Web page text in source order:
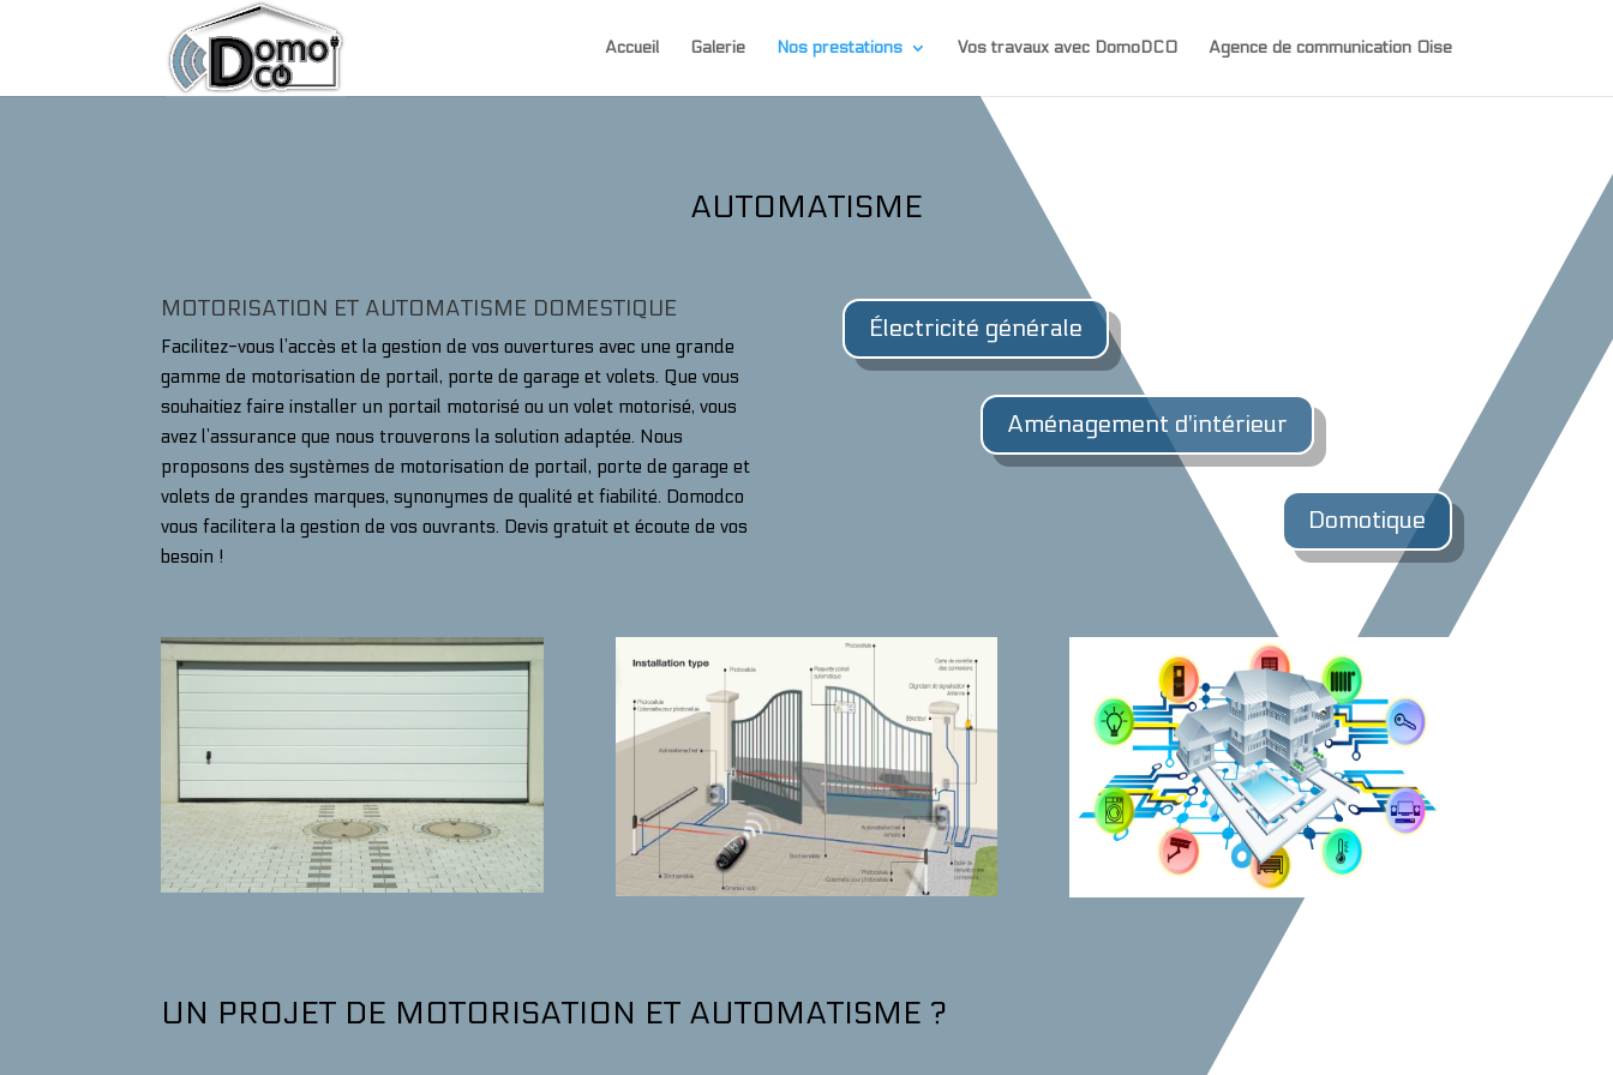
Accueil Galerie Nos prestations Vos travaux avec DomoDCO Agence de communication Oise
AUTOMATISME
MOTORISATION ET AUTOMATISME DOMESTIQUE
Facilitez-vous l’accès et la gestion de vos ouvertures avec une grande
gamme de motorisation de portail, porte de garage et volets. Que vous
souhaitiez faire installer un portail motorisé ou un volet motorisé, vous
avez l’assurance que nous trouverons la solution adaptée. Nous
proposons des systèmes de motorisation de portail, porte de garage et
volets de grandes marques, synonymes de qualité et fiabilité. Domodco
vous facilitera la gestion de vos ouvrants. Devis gratuit et écoute de vos
besoin !
Électricité générale
Aménagement d'intérieur
Domotique
UN PROJET DE MOTORISATION ET AUTOMATISME ?